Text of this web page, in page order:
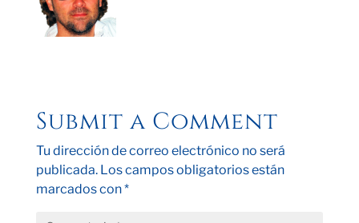
Submit a Comment
Tu dirección de correo electrónico no será
publicada. Los campos obligatorios están
marcados con*